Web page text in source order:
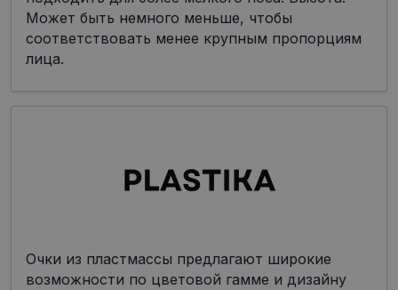
Может быть немного меньше, чтобы
соответствовать менее крупным пропорциям
лица.
Очки из пластмассы предлагают широкие
возможности по цветовой гамме и дизайну